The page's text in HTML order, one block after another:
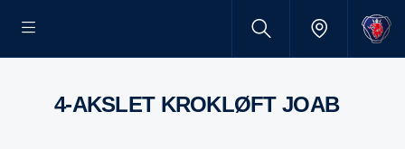
4-AKSLET KROKLØFT JOAB